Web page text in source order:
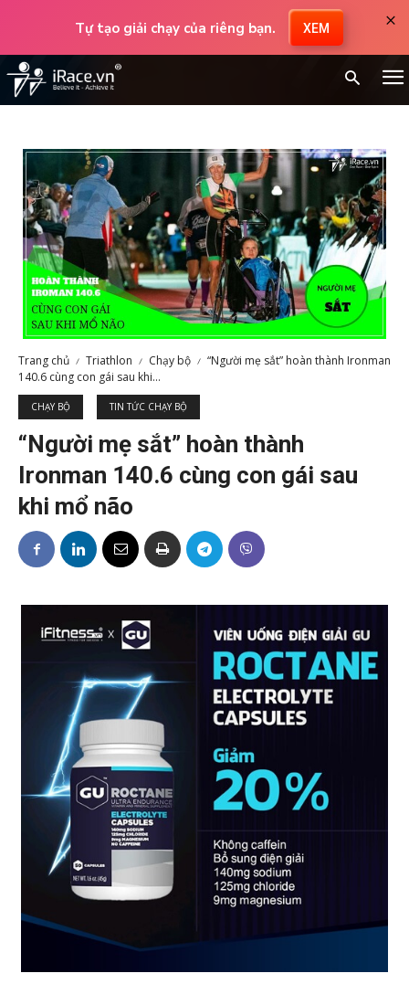
Tự tạo giải chạy của riêng bạn. XEM ×
Trang chủ Triathlon Chạy bộ
“Người mẹ sắt” hoàn thành Ironman
140.6 cùng con gái sau khi...
CHẠY BỘ TIN TỨC CHẠY BỘ
“Người mẹ sắt” hoàn thành
Ironman 140.6 cùng con gái sau
khi mổ não